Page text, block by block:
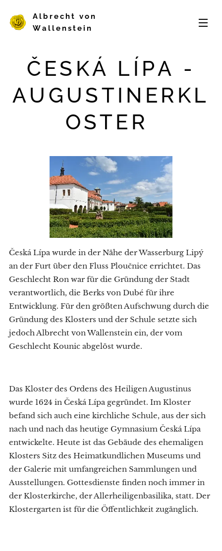
Albrecht von
Wallenstein
ČESKÁ LÍPA -
AUGUSTINERKL
OSTER
Česká Lípa wurde in der Nähe der Wasserburg Lipý
an der Furt über den Fluss Ploučnice errichtet. Das
Geschlecht Ron war für die Gründung der Stadt
verantwortlich, die Berks von Dubé für ihre
Entwicklung. Für den größten Aufschwung durch die
Gründung des Klosters und der Schule setzte sich
jedoch Albrecht von Wallenstein ein, der vom
Geschlecht Kounic abgelöst wurde.
Das Kloster des Ordens des Heiligen Augustinus
wurde 1624 in Česká Lípa gegründet. Im Kloster
befand sich auch eine kirchliche Schule, aus der sich
nach und nach das heutige Gymnasium Česká Lípa
entwickelte. Heute ist das Gebäude des ehemaligen
Klosters Sitz des Heimatkundlichen Museums und
der Galerie mit umfangreichen Sammlungen und
Ausstellungen. Gottesdienste finden noch immer in
der Klosterkirche, der Allerheiligenbasilika, statt. Der
Klostergarten ist für die Öffentlichkeit zugänglich.